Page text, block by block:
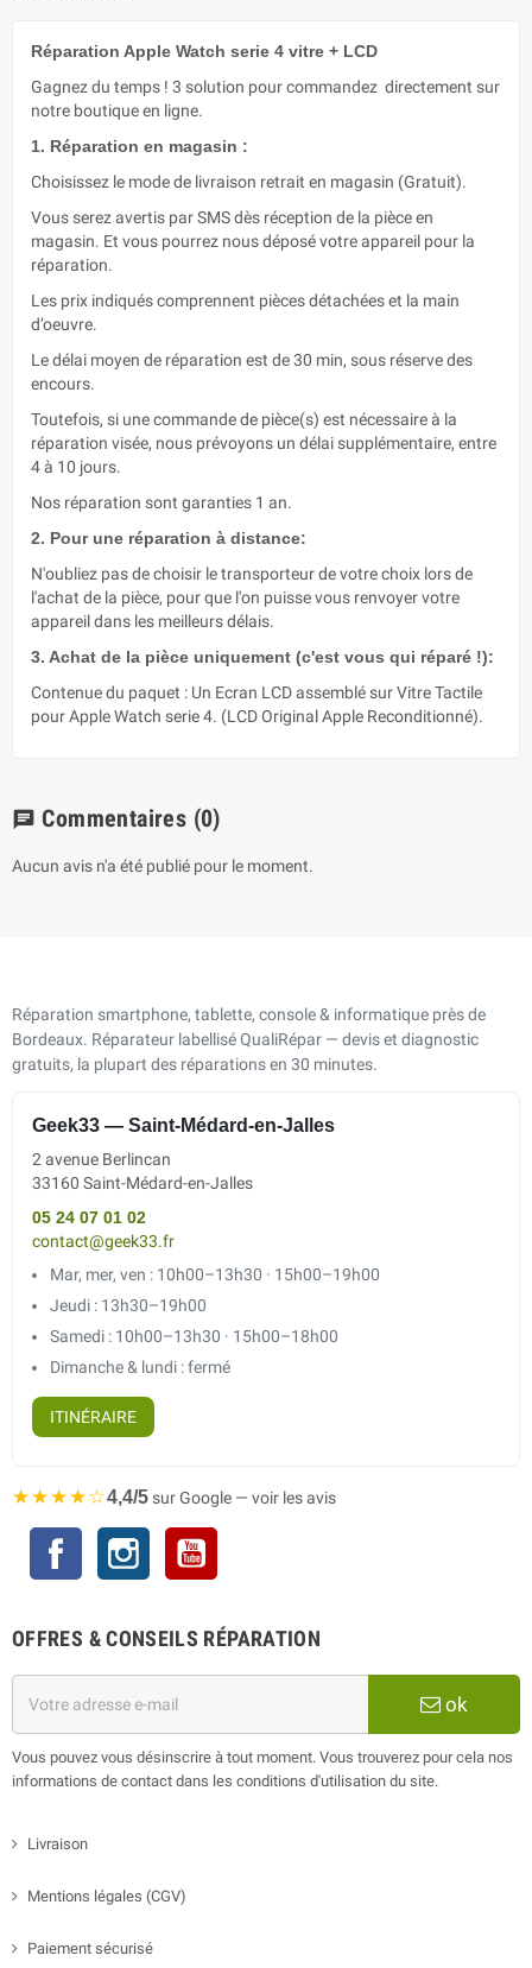
Réparation Apple Watch serie 4 vitre + LCD
Gagnez du temps ! 3 solution pour commandez directement sur
notre boutique en ligne.
1. Réparation en magasin :
Choisissez le mode de livraison retrait en magasin (Gratuit).
Vous serez avertis par SMS dès réception de la pièce en
magasin. Et vous pourrez nous déposé votre appareil pour la
réparation.
Les prix indiqués comprennent pièces détachées et la main
d’oeuvre.
Le délai moyen de réparation est de 30 min, sous réserve des
encours.
Toutefois, si une commande de pièce(s) est nécessaire à la
réparation visée, nous prévoyons un délai supplémentaire, entre
4 à 10 jours.
Nos réparation sont garanties 1 an.
2. Pour une réparation à distance:
N'oubliez pas de choisir le transporteur de votre choix lors de
l'achat de la pièce, pour que l'on puisse vous renvoyer votre
appareil dans les meilleurs délais.
3. Achat de la pièce uniquement (c'est vous qui réparé !):
Contenue du paquet : Un Ecran LCD assemblé sur Vitre Tactile
pour Apple Watch serie 4. (LCD Original Apple Reconditionné).
chat Commentaires (0)
Aucun avis n'a été publié pour le moment.
Réparation smartphone, tablette, console & informatique près de
Bordeaux. Réparateur labellisé QualiRépar — devis et diagnostic
gratuits, la plupart des réparations en 30 minutes.
Geek33 — Saint-Médard-en-Jalles
2 avenue Berlincan
33160 Saint-Médard-en-Jalles
05 24 07 01 02
contact@geek33.fr
Mar, mer, ven : 10h00–13h30 · 15h00–19h00
Jeudi : 13h30–19h00
Samedi : 10h00–13h30 · 15h00–18h00
Dimanche & lundi : fermé
ITINÉRAIRE
★★★★☆4,4/5sur Google — voir les avis
Facebook Instagram
OFFRES & CONSEILS RÉPARATION
ok
Vous pouvez vous désinscrire à tout moment. Vous trouverez pour cela nos
informations de contact dans les conditions d'utilisation du site.
Livraison
Mentions légales (CGV)
Paiement sécurisé